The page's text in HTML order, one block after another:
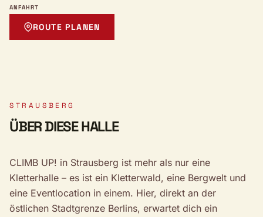
ANFAHRT
ROUTE PLANEN
STRAUSBERG
ÜBER DIESE HALLE
CLIMB UP! in Strausberg ist mehr als nur eine
Kletterhalle – es ist ein Kletterwald, eine Bergwelt und
eine Eventlocation in einem. Hier, direkt an der
östlichen Stadtgrenze Berlins, erwartet dich ein